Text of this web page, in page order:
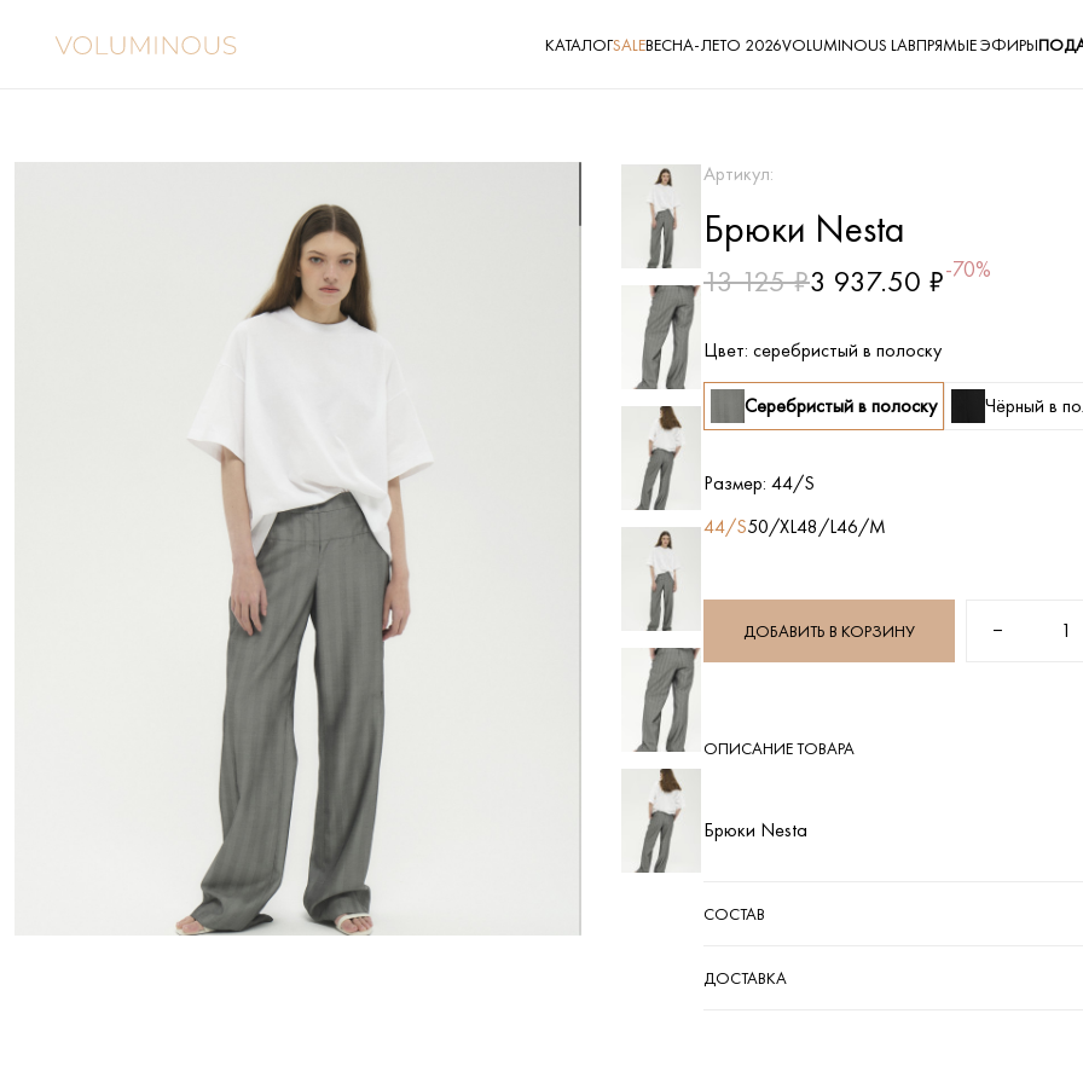
КАТАЛОГSALEВЕСНА-ЛЕТО 2026VOLUMINOUS LABПРЯМЫЕ ЭФИРЫ
Артикул:
Брюки Nesta
13 125 ₽3 937.50 ₽-70%
Цвет: серебристый в полоску
Серебристый в полоску Чёрный в
Размер: 44/S
44/S50/XL48/L46/M
ДОБАВИТЬ В КОРЗИНУ − 1
ОПИСАНИЕ ТОВАРА
Брюки Nesta
СОСТАВ
ДОСТАВКА